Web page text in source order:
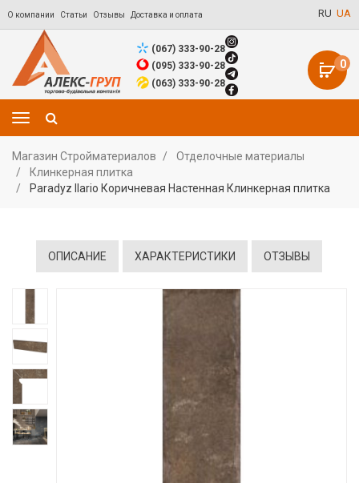
О компании Статьи Отзывы Доставка и оплата RU UA
0
(067) 333-90-28
(095) 333-90-28
(063) 333-90-28
Магазин Стройматериалов
Отделочные материалы
Клинкерная плитка
Paradyz Ilario Коричневая Настенная Клинкерная плитка
ОПИСАНИЕ ХАРАКТЕРИСТИКИ ОТЗЫВЫ